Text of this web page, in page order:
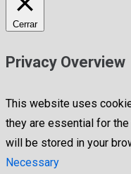
Cerrar
Privacy Overview
This website uses
they are essential for
will be stored in your
Necessary